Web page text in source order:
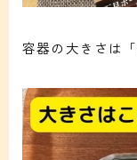
容器の大きさは「